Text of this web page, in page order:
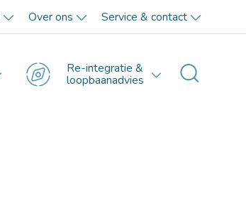
Over ons Service & contact
Re-integratie &
loopbaanadvies